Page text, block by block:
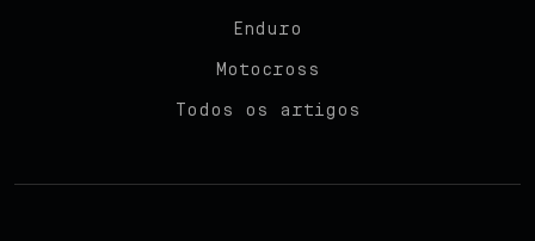
Início
Enduro
Motocross
Todos os artigos